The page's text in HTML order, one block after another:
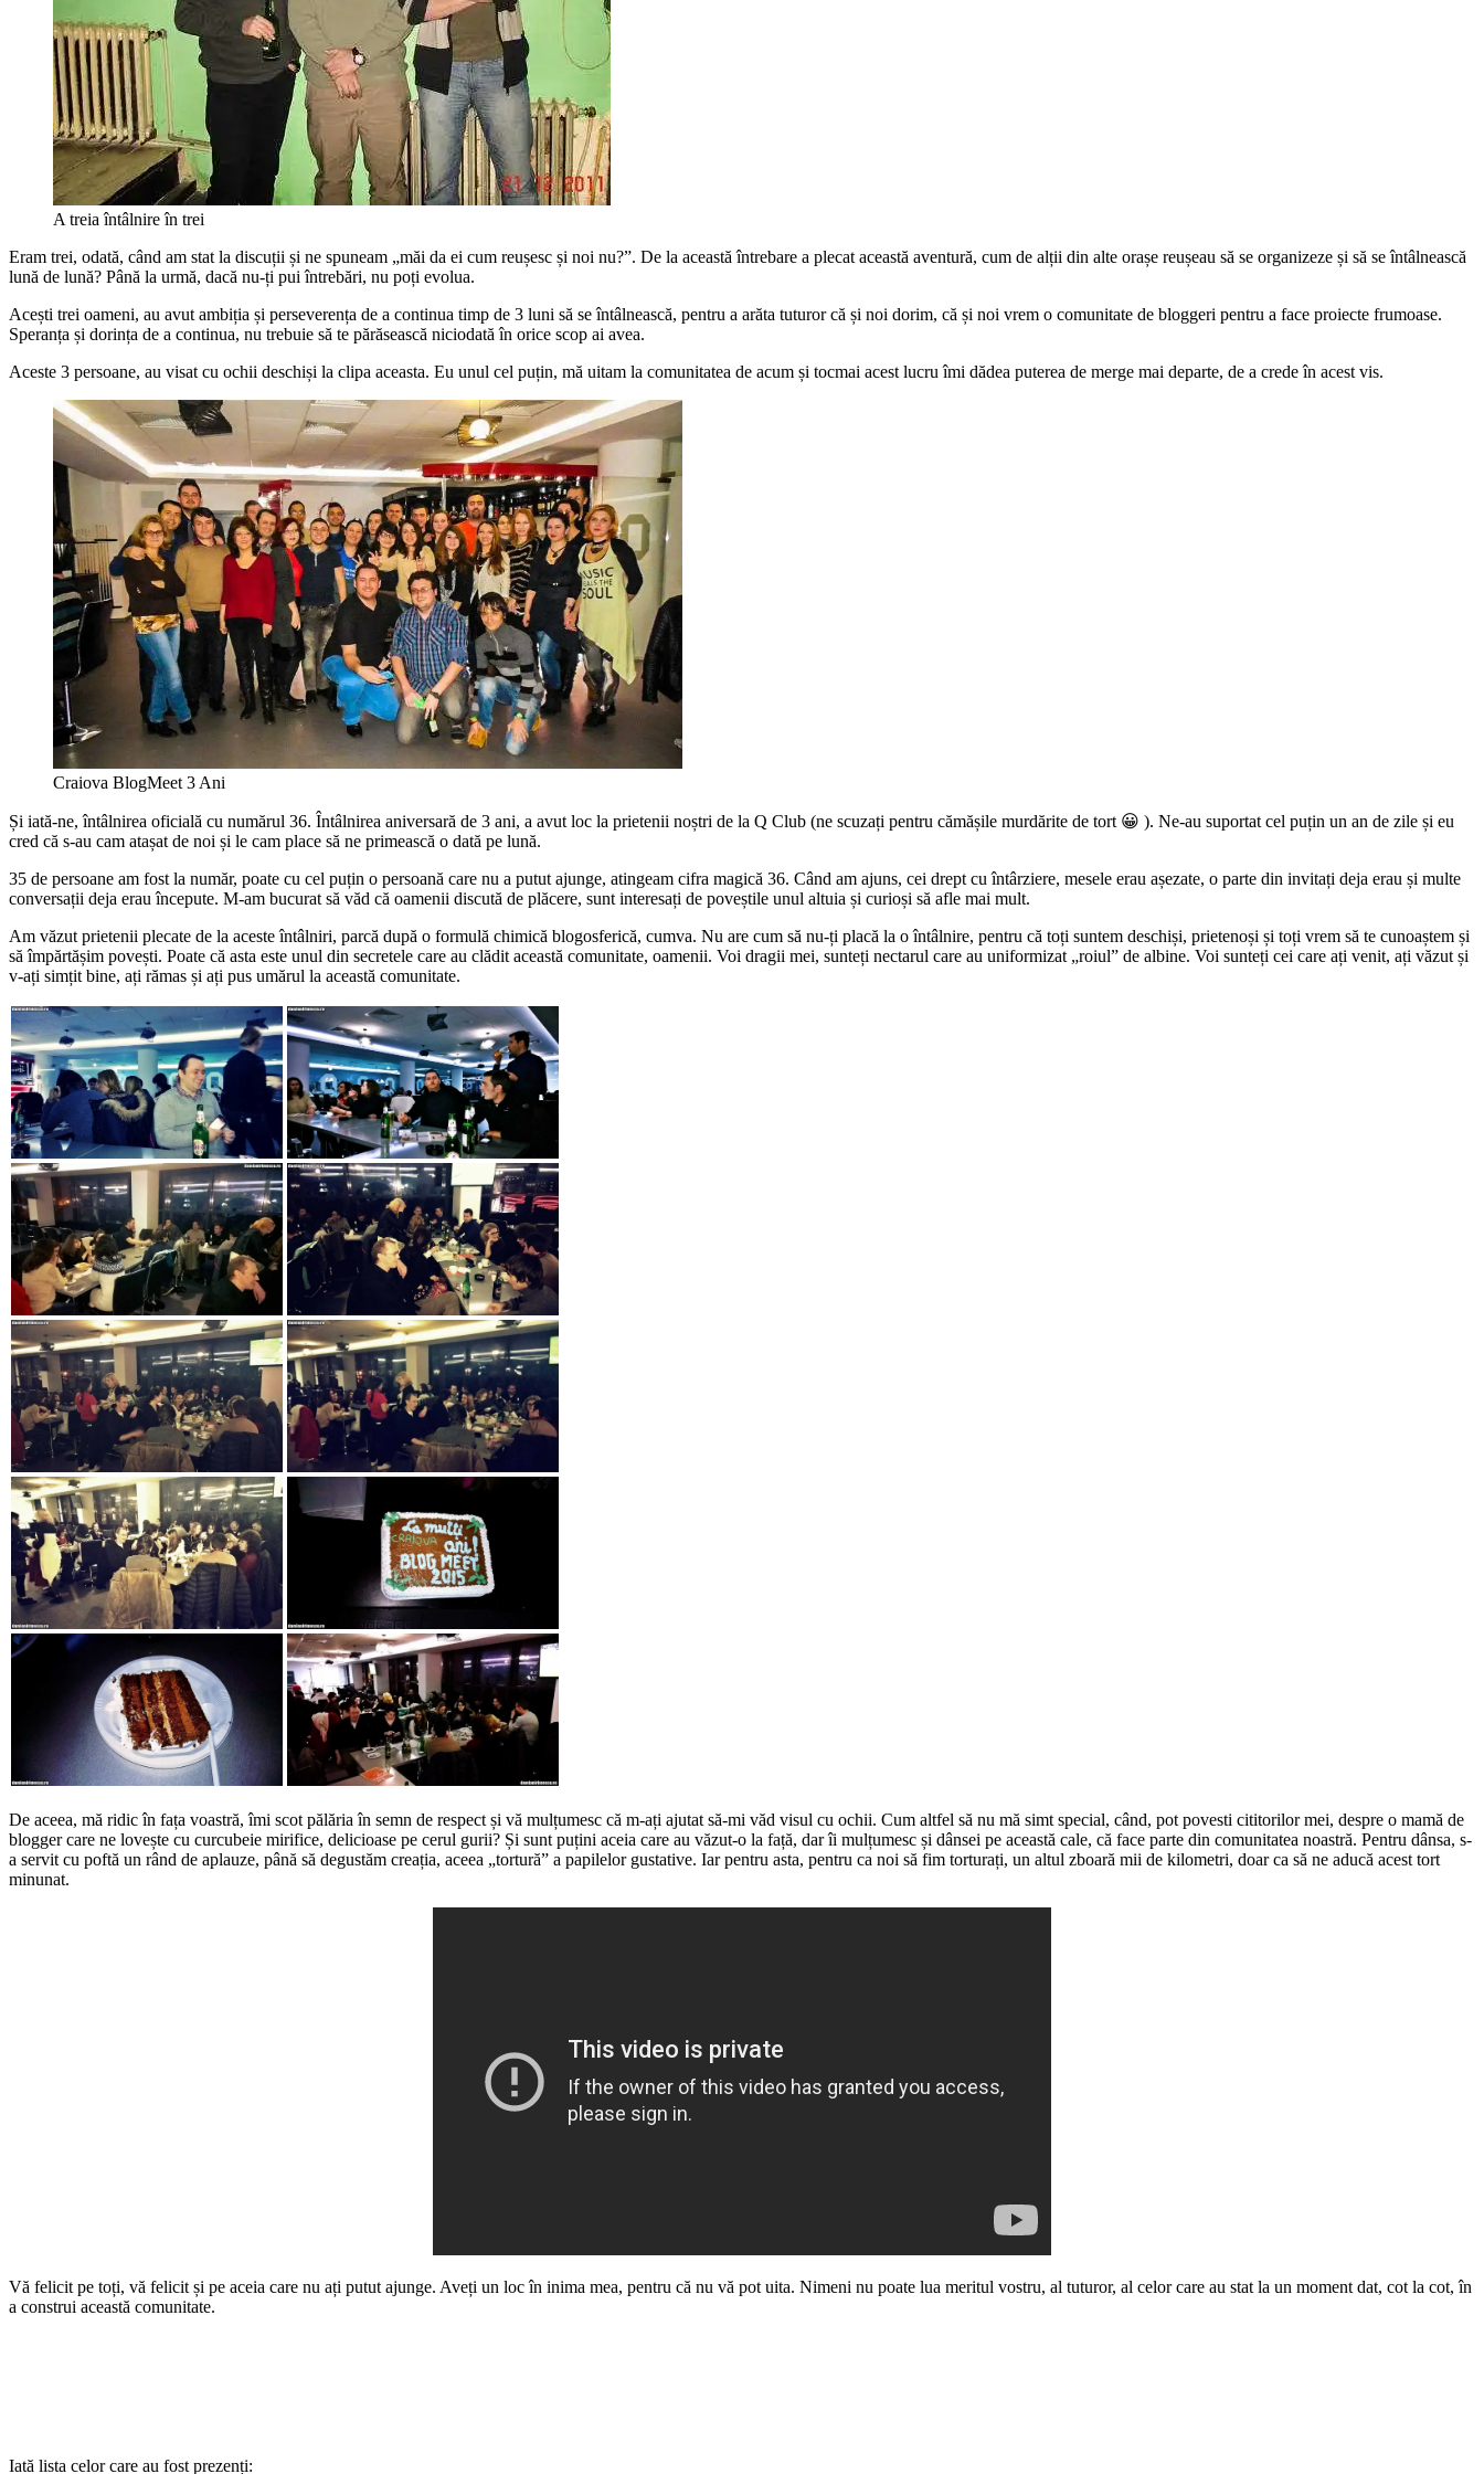
A treia întâlnire în trei
Eram trei, odată, când am stat la discuții și ne spuneam „măi da ei cum reușesc și noi nu?”. De la această întrebare a plecat această aventură, cum de alții din alte orașe reușeau să se organizeze și să se întâlnească
lună de lună? Până la urmă, dacă nu-ți pui întrebări, nu poți evolua.
Acești trei oameni, au avut ambiția și perseverența de a continua timp de 3 luni să se întâlnească, pentru a arăta tuturor că și noi dorim, că și noi vrem o comunitate de bloggeri pentru a face proiecte frumoase.
Speranța și dorința de a continua, nu trebuie să te părăsească niciodată în orice scop ai avea.
Aceste 3 persoane, au visat cu ochii deschiși la clipa aceasta. Eu unul cel puțin, mă uitam la comunitatea de acum și tocmai acest lucru îmi dădea puterea de merge mai departe, de a crede în acest vis.
Craiova BlogMeet 3 Ani
Și iată-ne, întâlnirea oficială cu numărul 36. Întâlnirea aniversară de 3 ani, a avut loc la prietenii noștri de la Q Club (ne scuzați pentru cămășile murdărite de tort 😀 ). Ne-au suportat cel puțin un an de zile și eu
cred că s-au cam atașat de noi și le cam place să ne primească o dată pe lună.
35 de persoane am fost la număr, poate cu cel puțin o persoană care nu a putut ajunge, atingeam cifra magică 36. Când am ajuns, cei drept cu întârziere, mesele erau așezate, o parte din invitați deja erau și multe
conversații deja erau începute. M-am bucurat să văd că oamenii discută de plăcere, sunt interesați de poveștile unul altuia și curioși să afle mai mult.
Am văzut prietenii plecate de la aceste întâlniri, parcă după o formulă chimică blogosferică, cumva. Nu are cum să nu-ți placă la o întâlnire, pentru că toți suntem deschiși, prietenoși și toți vrem să te cunoaștem și
să împărtășim povești. Poate că asta este unul din secretele care au clădit această comunitate, oamenii. Voi dragii mei, sunteți nectarul care au uniformizat „roiul” de albine. Voi sunteți cei care ați venit, ați văzut și
v-ați simțit bine, ați rămas și ați pus umărul la această comunitate.
De aceea, mă ridic în fața voastră, îmi scot pălăria în semn de respect și vă mulțumesc că m-ați ajutat să-mi văd visul cu ochii. Cum altfel să nu mă simt special, când, pot povesti cititorilor mei, despre o mamă de
blogger care ne lovește cu curcubeie mirifice, delicioase pe cerul gurii? Și sunt puțini aceia care au văzut-o la față, dar îi mulțumesc și dânsei pe această cale, că face parte din comunitatea noastră. Pentru dânsa, s-
a servit cu poftă un rând de aplauze, până să degustăm creația, aceea „tortură” a papilelor gustative. Iar pentru asta, pentru ca noi să fim torturați, un altul zboară mii de kilometri, doar ca să ne aducă acest tort
minunat.
Vă felicit pe toți, vă felicit și pe aceia care nu ați putut ajunge. Aveți un loc în inima mea, pentru că nu vă pot uita. Nimeni nu poate lua meritul vostru, al tuturor, al celor care au stat la un moment dat, cot la cot, în
a construi această comunitate.
Iată lista celor care au fost prezenți: